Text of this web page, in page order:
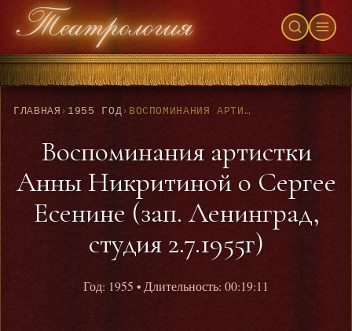
ГЛАВНАЯ › 1955 ГОД› ВОСПОМИНАНИЯ АРТИСТКИ АННЫ НИКРИТИНОЙ О СЕРГЕЕ ЕСЕНИНЕ (ЗАП. ЛЕНИНГРАД, СТУДИЯ 2.7.1955Г)
Воспоминания артистки
Анны Никритиной о Сергее
Есенине (зап. Ленинград,
студия 2.7.1955г)
Год: 1955 • Длительность: 00:19:11